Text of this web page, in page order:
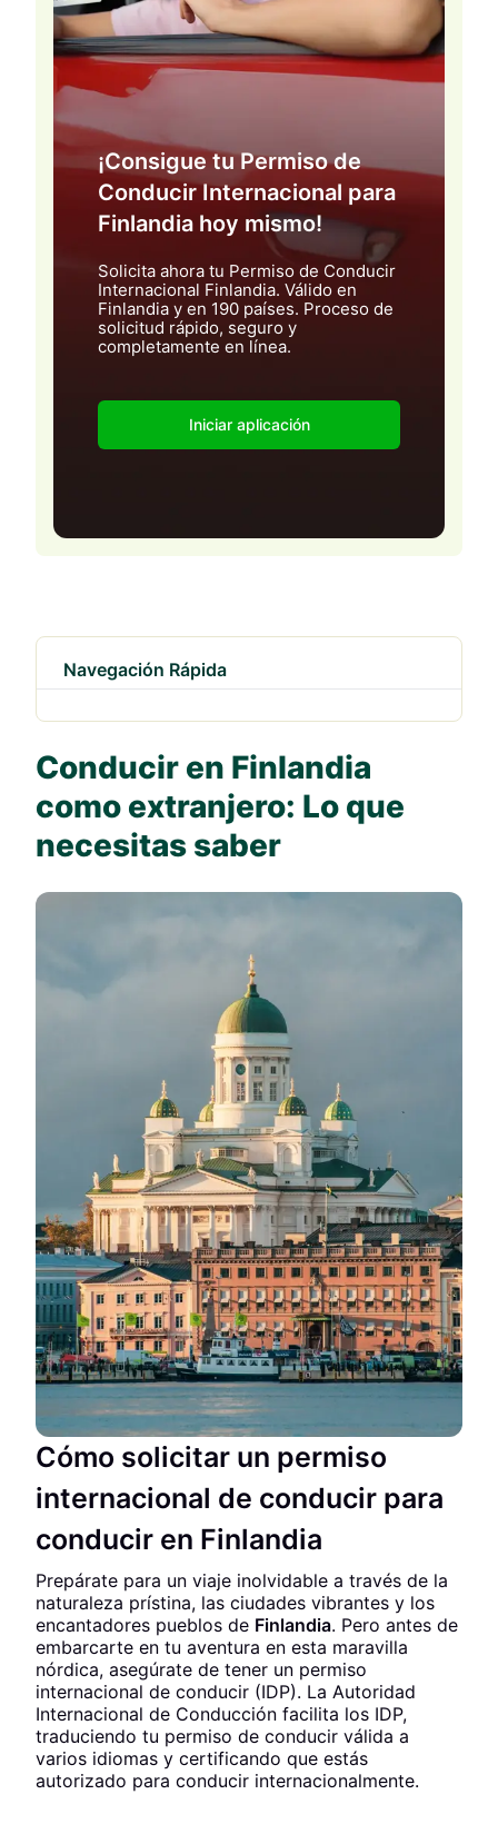
¡Consigue tu Permiso de
Conducir Internacional para
Finlandia hoy mismo!
Solicita ahora tu Permiso de Conducir
Internacional Finlandia. Válido en
Finlandia y en 190 países. Proceso de
solicitud rápido, seguro y
completamente en línea.
Iniciar aplicación
Navegación Rápida
Conducir en Finlandia
como extranjero: Lo que
necesitas saber
Cómo solicitar un permiso
internacional de conducir para
conducir en Finlandia
Prepárate para un viaje inolvidable a través de la
naturaleza prístina, las ciudades vibrantes y los
encantadores pueblos de Finlandia. Pero antes de
embarcarte en tu aventura en esta maravilla
nórdica, asegúrate de tener un permiso
internacional de conducir (IDP). La Autoridad
Internacional de Conducción facilita los IDP,
traduciendo tu permiso de conducir válida a
varios idiomas y certificando que estás
autorizado para conducir internacionalmente.